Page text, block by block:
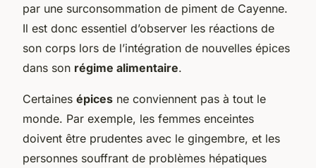
par une surconsommation de piment de Cayenne.
Il est donc essentiel d’observer les réactions de
son corps lors de l’intégration de nouvelles épices
dans son régime alimentaire.
Certaines épices ne conviennent pas à tout le
monde. Par exemple, les femmes enceintes
doivent être prudentes avec le gingembre, et les
personnes souffrant de problèmes hépatiques